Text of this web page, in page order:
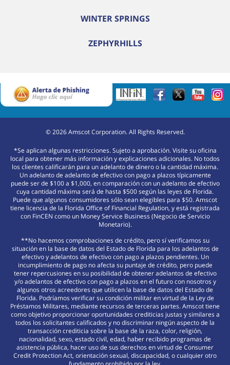
WINTER SPRINGS
ZEPHYRHILLS
©2026Amscot Corporation. All Rights Reserved.
*Se aplican algunas restricciones. Sujeto a aprobación. Visite su oficina
local para obtener más información y explicaciones adicionales. No todos
los clientes calificarán para un adelanto de dinero o la cantidad máxima.
Un adelanto de adelanto de efectivo con pago a plazos típicamente
puede ser de $100 a $1,000, en comparación con un adelanto de efectivo
cuya cantidad máxima será de hasta $500 según las leyes de Florida.
Puede que algunos consumidores sólo sean elegibles para $50. Amscot
tiene licencia de la Florida Office of Financial Regulation, y está registrada
con FinCEN como un Money Service Business (Negocio de Servicio
Monetario).
**No hacemos comprobaciones de crédito, pero sí verificamos su
situación en la base de datos del Estado de Florida para los adelantos de
efectivo y adelantos de efectivo con pago a plazos pendientes. Un
incumplimiento de pago no afecta su puntaje de crédito, pero puede
tener repercusiones en su posibilidad de obtener adelantos de efectivo
y/o adelantos de efectivo con pago a plazos en el futuro con nosotros y
algunos otros acreedores que utilicen la base de datos del Estado de
Florida. Podríamos verificar su condición militar en virtud de la Ley de
Préstamos Militares, mediante recursos de terceras partes. Amscot tiene
como objetivo proporcionar oportunidades crediticias justas y similares a
todos los solicitantes calificados y no discriminar ningún aspecto de la
transacción crediticia sobre la base de la raza, color, religión,
nacionalidad, sexo, estado civil, edad, haber recibido programas de
asistencia pública, hacer uso de sus derechos en virtud de Consumer
Credit Protection Act, orientación sexual, discapacidad, o cualquier otro